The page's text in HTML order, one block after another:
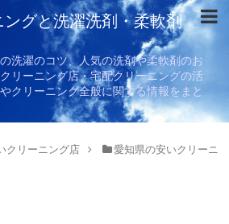
グと洗濯洗剤・柔軟剤
洗濯のコツ、人気の洗剤や柔軟剤のお
リーニング店・宅配クリーニングの活
クリーニング全般に関する情報をまと
クリーニング店
愛知県の安いクリーニ